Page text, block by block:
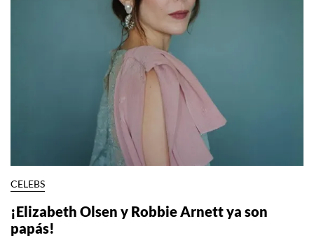
CELEBS
¡Elizabeth Olsen y Robbie Arnett ya son
papás!